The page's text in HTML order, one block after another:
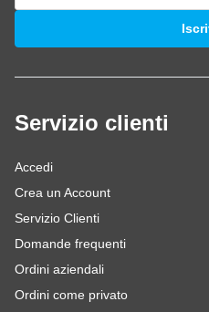
Indirizzo email
Servizio clienti
Accedi
Crea un Account
Servizio Clienti
Domande frequenti
Ordini aziendali
Ordini come privato